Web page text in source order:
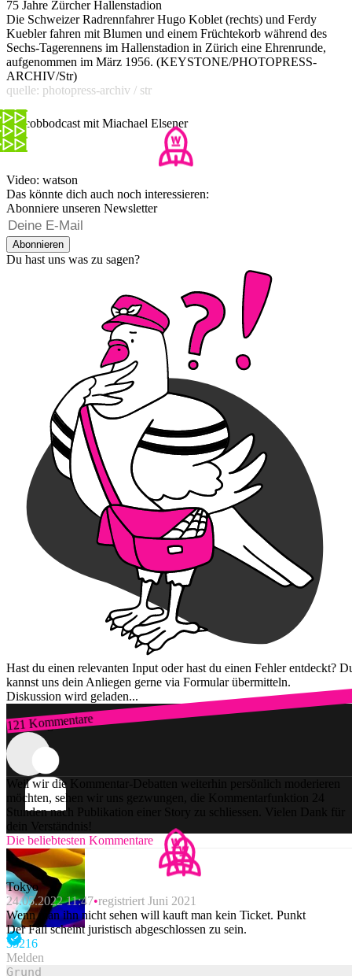
75 Jahre Zürcher Hallenstadion
Die Schweizer Radrennfahrer Hugo Koblet (rechts) und Ferdy
Kuebler fahren mit Blumen und einem Früchtekorb während des
Sechs-Tagerennens im Hallenstadion in Zürich eine Ehrenrunde,
aufgenommen im März 1956. (KEYSTONE/PHOTOPRESS-
ARCHIV/Str)
quelle: photopress-archiv / str
Giacobbodcast mit Miachael Elsener
Video: watson
Das könnte dich auch noch interessieren:
Abonniere unseren Newsletter
Abonnieren
Du hast uns was zu sagen?
Hast du einen relevanten Input oder hast du einen Fehler entdeckt?
kannst uns dein Anliegen gerne via Formular übermitteln.
Diskussion wird geladen...
121 Kommentare
Zum Login
Weil wir die Kommentar-Debatten weiterhin persönlich moderieren
möchten, sehen wir uns gezwungen, die Kommentarfunktion 24
Stunden nach Publikation einer Story zu schliessen. Vielen Dank für
dein Verständnis!
Die beliebtesten Kommentare
Tokyo
24.05.2022 11:47 registriert Juni 2021
Wenn man ihn nicht sehen will kauft man kein Ticket. Punkt
Der Fall scheint juristisch abgeschlossen zu sein.
35216
Melden